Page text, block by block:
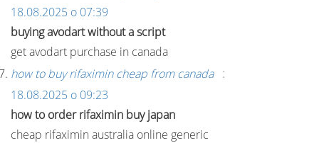
18.08.2025 о 07:39
buying avodart without a script
get avodart purchase in canada
how to buy rifaximin cheap from canada :
18.08.2025 о 09:23
how to order rifaximin buy japan
cheap rifaximin australia online generic